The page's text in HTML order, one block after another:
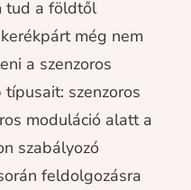
tud a földtől
még nem
a szenzoros
szenzoros
moduláció alatt a
szabályozó
feldolgozásra